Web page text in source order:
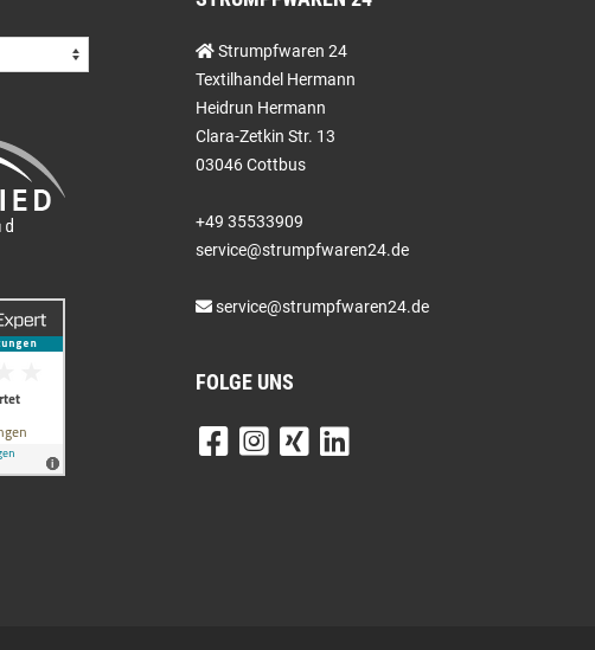
Strumpfwaren 24
Textilhandel Hermann
Heidrun Hermann
Clara-Zetkin Str. 13
03046 Cottbus
+49 35533909
service@strumpfwaren24.de
service@strumpfwaren24.de
FOLGE UNS